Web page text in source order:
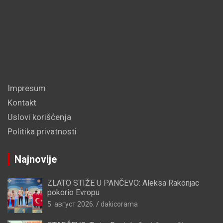
Impresum
Kontakt
Uslovi korišćenja
Politika privatnosti
Najnovije
ZLATO STIŽE U PANČEVO: Aleksa Rakonjac
pokorio Evropu
5. август 2026. dakicorama